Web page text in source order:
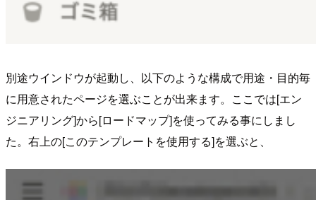
別途ウインドウが起動し、以下のような構成で用途・目的毎
に用意されたページを選ぶことが出来ます。ここでは[エン
ジニアリング]から[ロードマップ]を使ってみる事にしまし
た。右上の[このテンプレートを使用する]を選ぶと、